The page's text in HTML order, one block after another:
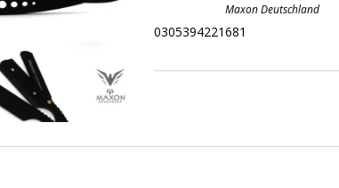
Maxon Deutschland
0305394221681